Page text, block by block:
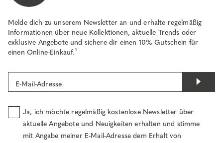
Melde dich zu unserem Newsletter an und erhalte regelmäßig
Informationen über neue Kollektionen, aktuelle Trends oder
exklusive Angebote und sichere dir einen 10% Gutschein für
einen Online-Einkauf.¹
E-Mail-Adresse
Ja, ich möchte regelmäßig kostenlose Newsletter über
aktuelle Angebote und Neuigkeiten erhalten und stimme
mit Angabe meiner E-Mail-Adresse dem Erhalt von